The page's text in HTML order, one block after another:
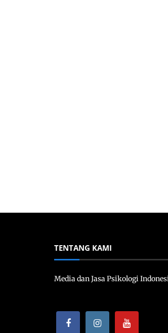
TENTANG KAMI
Media dan Jasa Psikologi